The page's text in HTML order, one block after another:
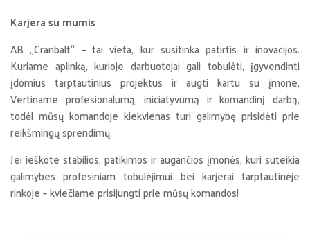
Karjera su mumis
AB „Cranbalt“ – tai vieta, kur susitinka patirtis ir inovacijos.
Kuriame aplinką, kurioje darbuotojai gali tobulėti, įgyvendinti
įdomius tarptautinius projektus ir augti kartu su įmone.
Vertiname profesionalumą, iniciatyvumą ir komandinį darbą,
todėl mūsų komandoje kiekvienas turi galimybę prisidėti prie
reikšmingų sprendimų.
Jei ieškote stabilios, patikimos ir augančios įmonės, kuri suteikia
galimybes profesiniam tobulėjimui bei karjerai tarptautinėje
rinkoje – kviečiame prisijungti prie mūsų komandos!